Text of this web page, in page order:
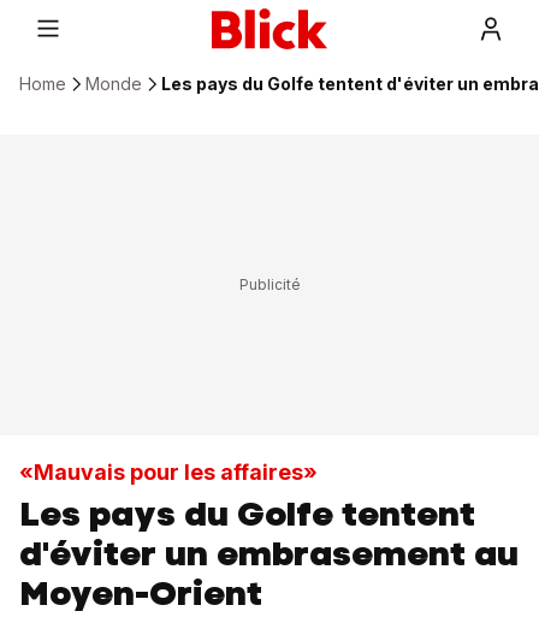
Home Monde Les pays du Golfe tentent d'éviter un
«Mauvais pour les affaires»
Les pays du Golfe tentent
d'éviter un embrasement au
Moyen-Orient